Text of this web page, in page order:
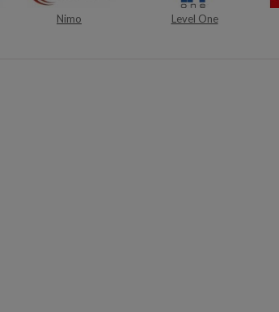
Level One Bourgini